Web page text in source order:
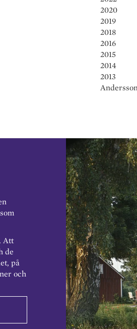
2020
2019
2018
2016
2015
2014
2013
Att
de
på
och